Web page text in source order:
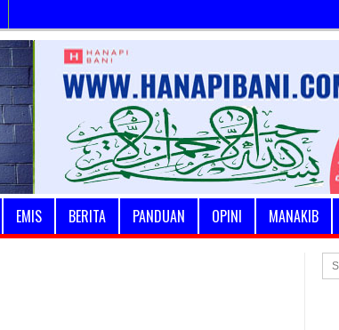
EMIS BERITA PANDUAN OPINI MANAKIB